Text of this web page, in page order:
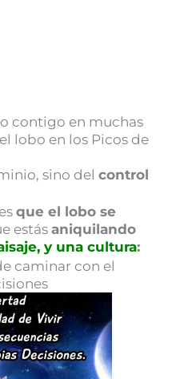
contigo en muchas
lobo en los Picos de
sino del control
que el lobo se
estás aniquilando
y una cultura:
caminar con el